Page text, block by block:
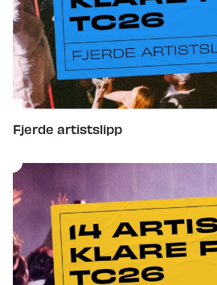
Fjerde artistslipp